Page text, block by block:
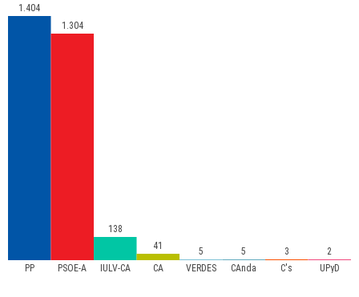
PP PSOE-A IULV-CA CA VERDES CAnda C's UPyD
1.404
1.304
138
41
5 5 3 2